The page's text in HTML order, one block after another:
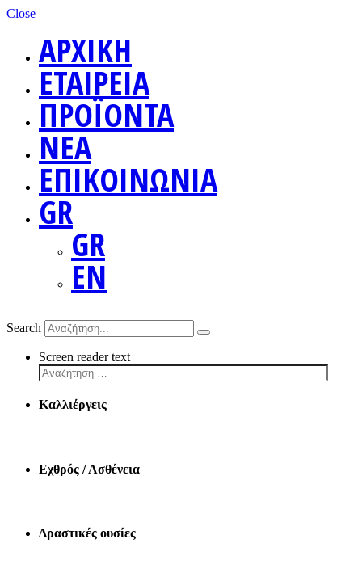
Close
ΑΡΧΙΚΗ
ΕΤΑΙΡΕΙΑ
ΠΡΟΪΟΝΤΑ
ΝΕΑ
ΕΠΙΚΟΙΝΩΝΙΑ
GR
GR
EN
Search
Screen reader text
Καλλιέργεις
Εχθρός / Ασθένεια
Δραστικές ουσίες